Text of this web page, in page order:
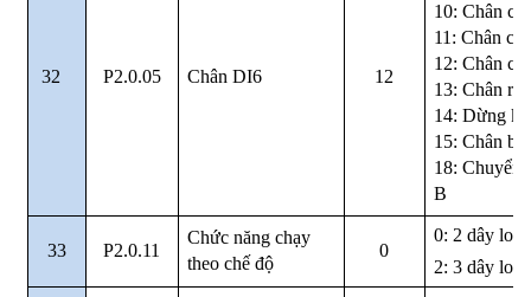
10: Chân
11: Chân
12: Chân
13: Chân
14: Dừng
15: Chân
18: Chuyển
B
32 P2.0.05 Chân DI6 12
33 P2.0.11
Chức năng chạy
theo chế độ
0
0: 2 dây loại
2: 3 dây loại